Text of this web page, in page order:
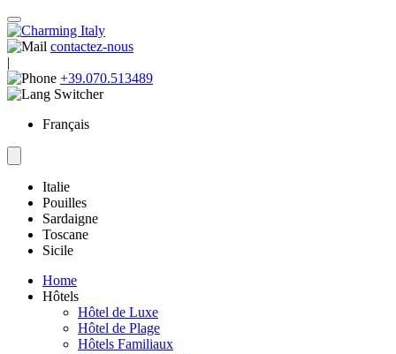
contactez-nous
|
+39.070.513489
Français
Italie
Pouilles
Sardaigne
Toscane
Sicile
Home
Hôtels
Hôtel de Luxe
Hôtel de Plage
Hôtels Familiaux